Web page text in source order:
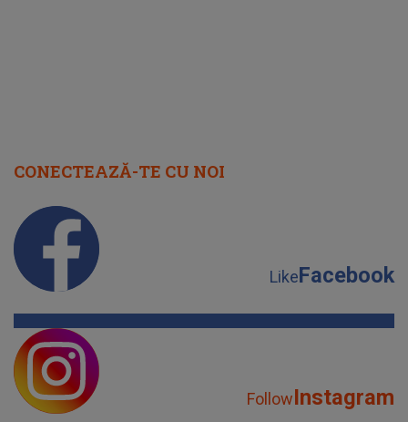
CONECTEAZĂ-TE CU NOI
LikeFacebook
FollowInstagram